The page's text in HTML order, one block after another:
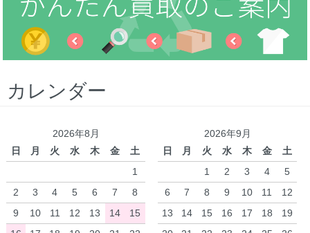
カレンダー
2026年8月
日
月 火 水 木 金
土
1
2
3 4 5 6 7
8
9
10 11 12 13 14
15
2026年9月
日
月 火 水 木 金
土
1
2 3 4
5
6
7 8 9 10 11
12
13
14 15 16 17 18
19